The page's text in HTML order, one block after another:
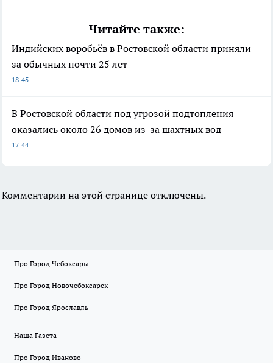
Читайте также:
Индийских воробьёв в Ростовской области приняли
за обычных почти 25 лет
18:45
В Ростовской области под угрозой подтопления
оказались около 26 домов из-за шахтных вод
17:44
Комментарии на этой странице отключены.
Про Город Чебоксары
Про Город Новочебоксарск
Про Город Ярославль
Наша Газета
Про Город Иваново